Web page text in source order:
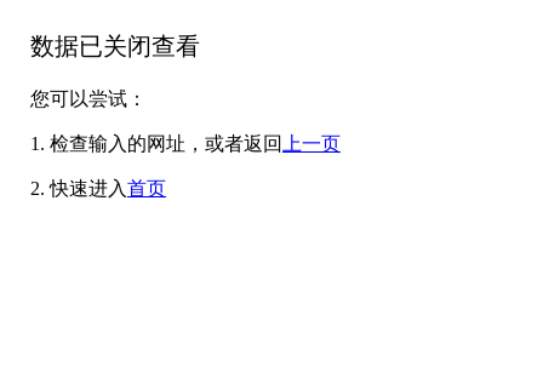
数据已关闭查看
您可以尝试：
1. 检查输入的网址，或者返回 上一页
2. 快速进入首页